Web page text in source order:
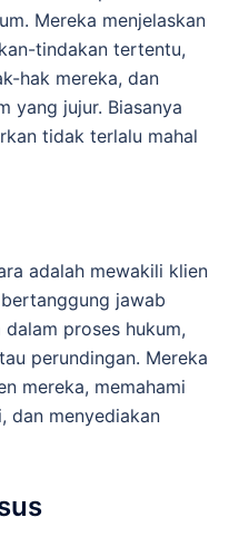
Mereka menjelaskan
tindakan tertentu,
hak mereka, dan
yang jujur. Biasanya
tidak terlalu mahal
adalah mewakili klien
jawab
proses hukum,
perundingan. Mereka
mereka, memahami
dan menyediakan